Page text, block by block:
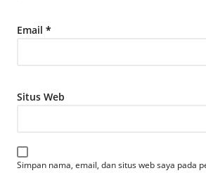
Email *
Situs Web
Simpan nama, email, dan situs web saya pada